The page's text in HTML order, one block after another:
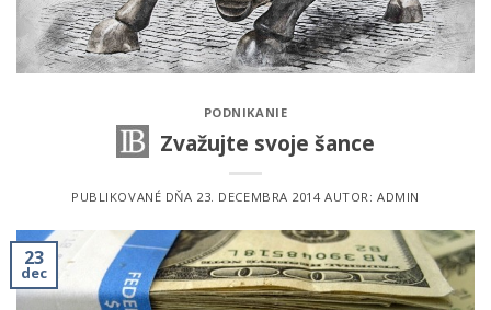
PODNIKANIE
Zvažujte svoje šance
PUBLIKOVANÉ DŇA 23. DECEMBRA 2014AUTOR:ADMIN
23
dec